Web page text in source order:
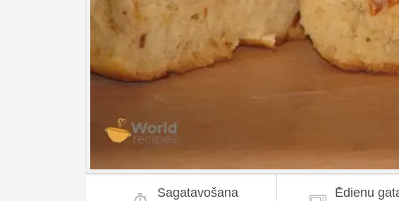
Sagatavošana Ēdienu